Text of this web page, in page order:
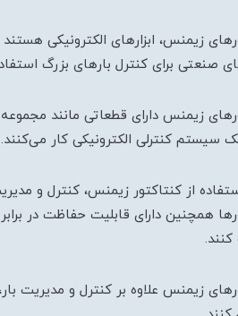
زیمنس، ابزارهای الکترونیکی
صنعتی برای کنترل بارهای بزرگ
زیمنس دارای قطعاتی مانند
سیستم کنترلی الکترونیکی کار می‌کنند.
از کنتاکتور زیمنس، کنترل و
همچنین دارای قابلیت حفاظت در
زیمنس علاوه بر کنترل و مدیریت